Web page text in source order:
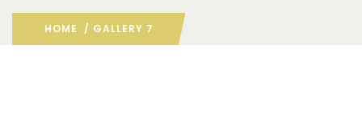
HOME / GALLERY 7